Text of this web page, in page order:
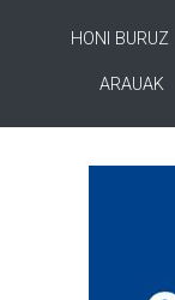
HONI BURUZ
ARAUAK